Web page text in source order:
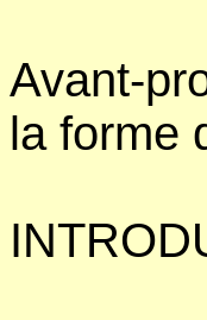
Avant-
la forme